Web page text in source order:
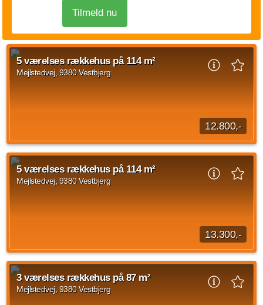
Tilmeld nu
5 værelses rækkehus på 114 m²
Mejlstedvej, 9380 Vestbjerg
12.800,-
Dette 5-værelses rækkehus på 114 m² er opført i en moderne
og enkel stil med lyse rum og en god indretning. Rækkehuset
har en rummelig entré med skabsplads...
Kilde: Lejebolig Mægleren
5 værelses rækkehus på 114 m²
Mejlstedvej, 9380 Vestbjerg
13.300,-
Dette 5-værelses rækkehus på 114 m² er opført i en moderne
og enkel stil med lyse rum og en god indretning. Rækkehuset
har en rummelig entré med skabsplads...
Kilde: Lejebolig Mægleren
3 værelses rækkehus på 87 m²
Mejlstedvej, 9380 Vestbjerg